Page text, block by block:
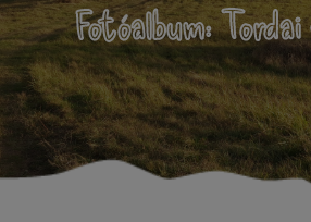
Fotóalbum: Tordai